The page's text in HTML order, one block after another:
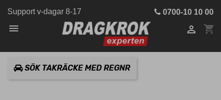
Support v-dagar 8-17 0700-10 10 00
 shopping_cart

SÖK TAKRÄCKE MED REGNR